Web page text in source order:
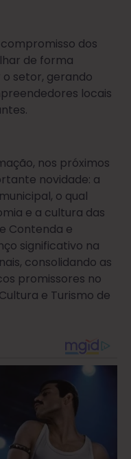
dos
de forma
setor, gerando
locais
nos próximos
novidade: a
o qual
e a cultura das
Contenda e
significativo na
consolidando as
promissores no
e Turismo de